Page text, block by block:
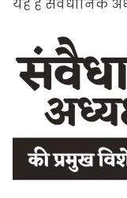
यह है संवैधानिक